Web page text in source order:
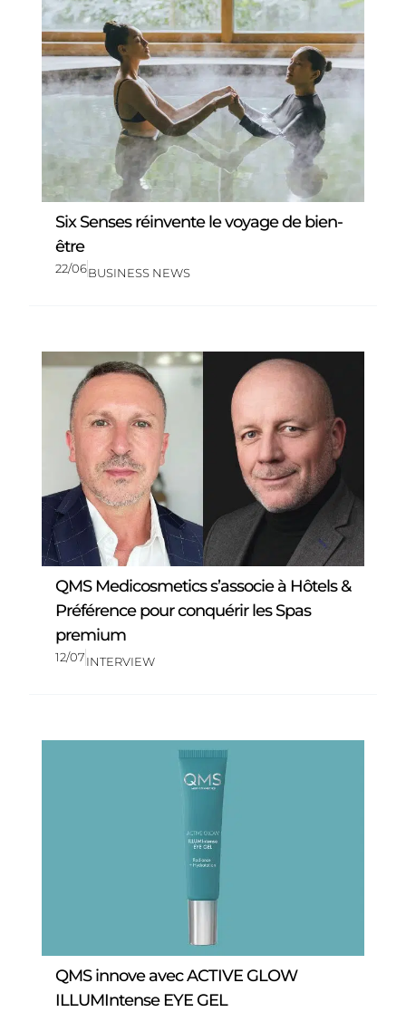
Six Senses réinvente le voyage de bien-
être
22/06BUSINESS NEWS
QMS Medicosmetics s’associe à Hôtels &
Préférence pour conquérir les Spas
premium
12/07INTERVIEW
QMS innove avec ACTIVE GLOW
ILLUMIntense EYE GEL